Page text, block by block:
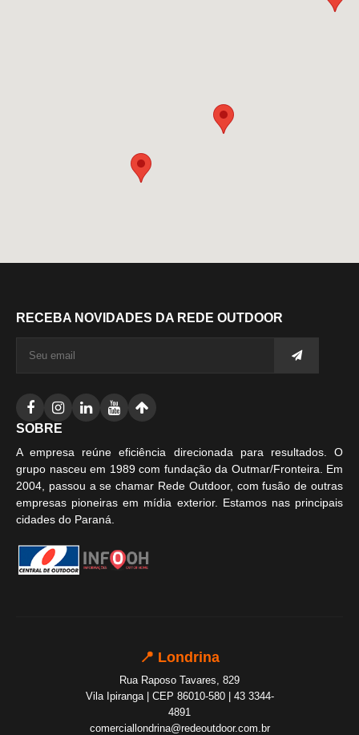
RECEBA NOVIDADES DA REDE OUTDOOR
SOBRE
A empresa reúne eficiência direcionada para resultados. O
grupo nasceu em 1989 com fundação da Outmar/Fronteira. Em
2004, passou a se chamar Rede Outdoor, com fusão de outras
empresas pioneiras em mídia exterior. Estamos nas principais
cidades do Paraná.
📍 Londrina
Rua Raposo Tavares, 829
Vila Ipiranga | CEP 86010-580 | 43 3344-
4891
comerciallondrina@redeoutdoor.com.br